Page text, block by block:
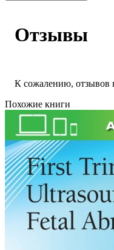
Отзывы
К сожалению, отзывов
Похожие книги